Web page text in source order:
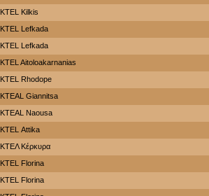
KTEL Kilkis
KTEL Lefkada
KTEL Lefkada
KTEL Aitoloakarnanias
KTEL Rhodope
KTEAL Giannitsa
KTEAL Naousa
KΤΕL Αttika
ΚΤΕΛ Κέρκυρα
KTEL Florina
KTEL Florina